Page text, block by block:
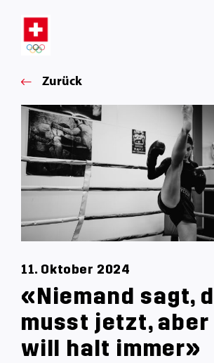
Zurück
11. Oktober 2024
«Niemand sagt,
musst jetzt, aber
will halt immer»